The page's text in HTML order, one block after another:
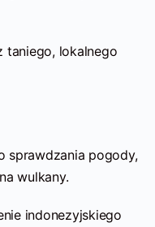
lokalnego
sprawdzania pogody,
wulkany.
indonezyjskiego